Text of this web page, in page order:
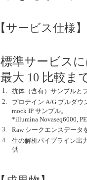
【サービス仕様】
標準サービス
最大 10 比較ま
1.
抗体（含有）サンプルと
2.
プロテイン A/G プルダ
mock IP サンプル。
*illumina Novaseq6000,
3.
Raw シークエンスデータ
4.
生の解析パイプライン出
供